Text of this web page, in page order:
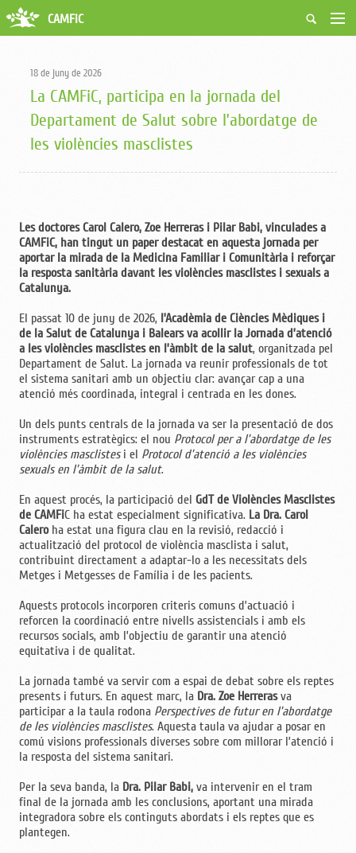
Qui som
Activitats
Borsa de treball
Ciutadans
CAMFiC
18 de juny de 2026
La CAMFiC, participa en la jornada del
Departament de Salut sobre l’abordatge de
les violències masclistes
Les doctores Carol Calero, Zoe Herreras i Pilar Babi, vinculades a
CAMFiC, han tingut un paper destacat en aquesta jornada per
aportar la mirada de la Medicina Familiar i Comunitària i reforçar
la resposta sanitària davant les violències masclistes i sexuals a
Catalunya.
El passat 10 de juny de 2026, l’Acadèmia de Ciències Mèdiques i
de la Salut de Catalunya i Balears va acollir la Jornada d’atenció
a les violències masclistes en l’àmbit de la salut, organitzada pel
Departament de Salut. La jornada va reunir professionals de tot
el sistema sanitari amb un objectiu clar: avançar cap a una
atenció més coordinada, integral i centrada en les dones.
Un dels punts centrals de la jornada va ser la presentació de dos
instruments estratègics: el nou Protocol per a l’abordatge de les
violències masclistesi el Protocol d’atenció a les violències
sexuals en l’àmbit de la salut.
En aquest procés, la participació del GdT de Violències Masclistes
de CAMFiC ha estat especialment significativa. La Dra. Carol
Caleroha estat una figura clau en la revisió, redacció i
actualització del protocol de violència masclista i salut,
contribuint directament a adaptar-lo a les necessitats dels
Metges i Metgesses de Família i de les pacients.
Aquests protocols incorporen criteris comuns d’actuació i
reforcen la coordinació entre nivells assistencials i amb els
recursos socials, amb l’objectiu de garantir una atenció
equitativa i de qualitat.
La jornada també va servir com a espai de debat sobre els reptes
presents i futurs. En aquest marc, la Dra. Zoe Herrerasva
participar a la taula rodona Perspectives de futur en l’abordatge
de les violències masclistes. Aquesta taula va ajudar a posar en
comú visions professionals diverses sobre com millorar l’atenció i
la resposta del sistema sanitari.
Per la seva banda, la Dra. Pilar Babi, va intervenir en el tram
final de la jornada amb les conclusions, aportant una mirada
integradora sobre els continguts abordats i els reptes que es
plantegen.